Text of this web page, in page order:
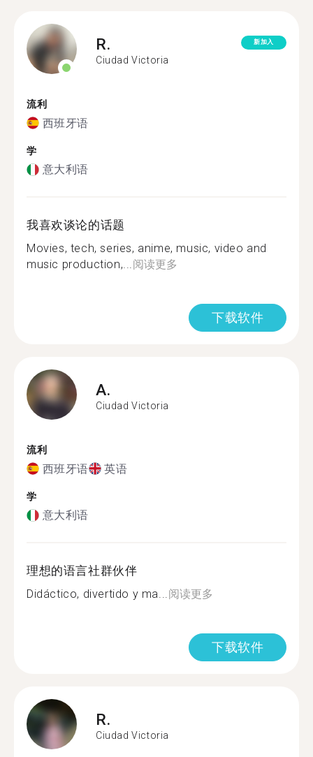
R.
Ciudad Victoria
新加入
流利
西班牙语
学
意大利语
我喜欢谈论的话题
Movies, tech, series, anime, music, video and
music production,...阅读更多
下载软件
A.
Ciudad Victoria
流利
西班牙语 英语
学
意大利语
理想的语言社群伙伴
Didáctico, divertido y ma...阅读更多
下载软件
R.
Ciudad Victoria